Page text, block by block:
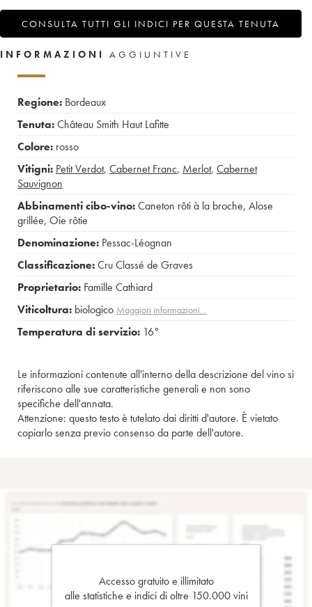
CONSULTA TUTTI GLI INDICI PER QUESTA TENUTA
INFORMAZIONI AGGIUNTIVE
Regione: Bordeaux
Tenuta:Château Smith Haut Lafitte
Colore: rosso
Vitigni: Petit Verdot, Cabernet Franc, Merlot, Cabernet
Sauvignon
Abbinamenti cibo-vino:Caneton rôti à la broche, Alose
grillée, Oie rôtie
Denominazione: Pessac-Léognan
Classificazione:Cru Classé de Graves
Proprietario: Famille Cathiard
Viticoltura: biologico Maggiori informazioni…
Temperatura di servizio: 16°
Le informazioni contenute all'interno della descrizione del vino si
riferiscono alle sue caratteristiche generali e non sono
specifiche dell'annata.
Attenzione: questo testo è tutelato dai diritti d'autore. È vietato
copiarlo senza previo consenso da parte dell'autore.
Accesso gratuito e illimitato
alle statistiche e indici di oltre 150.000 vini